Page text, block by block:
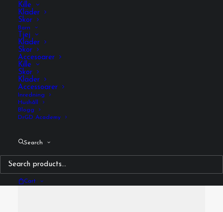
Kille
Kläder
Skor
Barn
Tjej
Kläder
Skor
Accesoarer
Kille
Skor
Kläder
Accessoarer
Inredning
Hushåll
Blogg
DrGD Academy
Search
Cart